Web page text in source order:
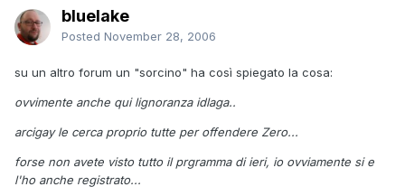
bluelake
Posted November 28, 2006
su un altro forum un "sorcino" ha così spiegato la cosa:
ovvimente anche qui lignoranza idlaga..
arcigay le cerca proprio tutte per offendere Zero...
forse non avete visto tutto il prgramma di ieri, io ovviamente si e
l'ho anche registrato...